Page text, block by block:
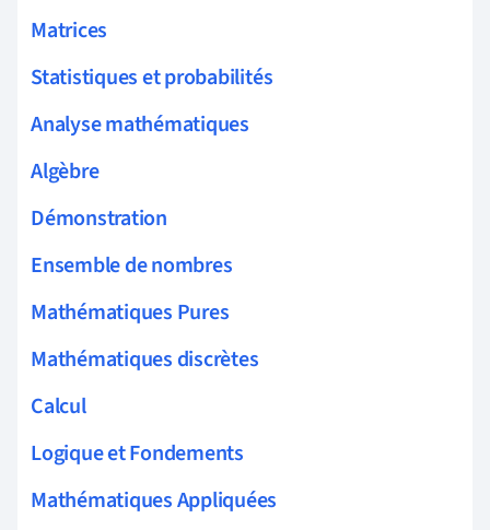
Matrices
Statistiques et probabilités
Analyse mathématiques
Algèbre
Démonstration
Ensemble de nombres
Mathématiques Pures
Mathématiques discrètes
Calcul
Logique et Fondements
Mathématiques Appliquées